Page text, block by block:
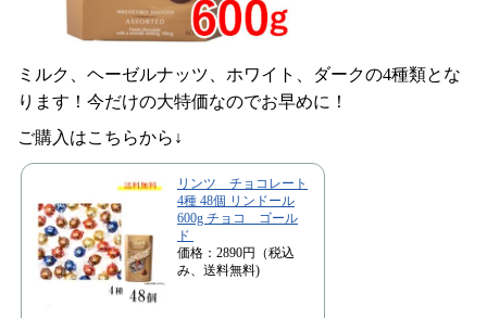
ミルク、ヘーゼルナッツ、ホワイト、ダークの4種類とな
ります！今だけの大特価なのでお早めに！
ご購入はこちらから↓
リンツ チョコレート
4種 48個 リンドール
600g チョコ ゴール
ド
価格：2890円（税込
み、送料無料)